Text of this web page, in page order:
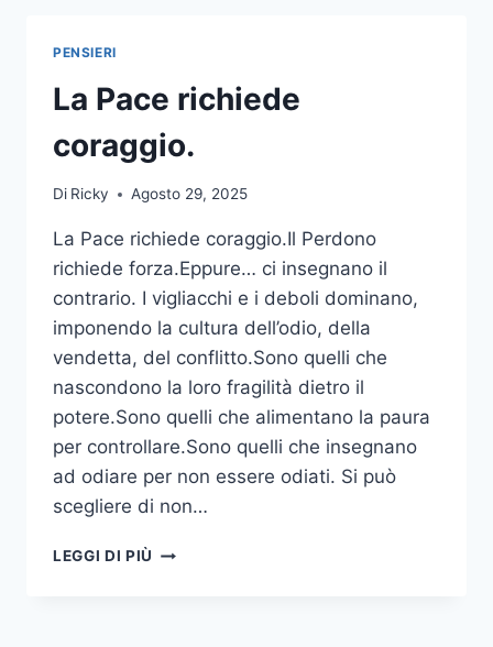
PENSIERI
La Pace richiede
coraggio.
Di Ricky Agosto 29, 2025
La Pace richiede coraggio.Il Perdono
richiede forza.Eppure… ci insegnano il
contrario. I vigliacchi e i deboli dominano,
imponendo la cultura dell’odio, della
vendetta, del conflitto.Sono quelli che
nascondono la loro fragilità dietro il
potere.Sono quelli che alimentano la paura
per controllare.Sono quelli che insegnano
ad odiare per non essere odiati. Si può
scegliere di non…
LEGGI DI PIÙ LA